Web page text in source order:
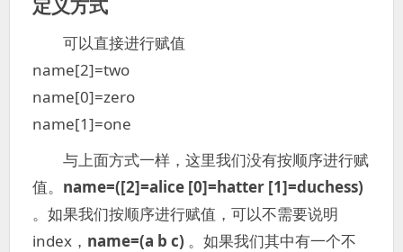
可以直接进行赋值
name[2]=two
name[0]=zero
name[1]=one
与上面方式一样，这里我们没有按顺序进行赋
值。 name=([2]=alice [0]=hatter [1]=duchess)
。如果我们按顺序进行赋值，可以不需要说明
index， name=(a b c) 。如果我们其中有一个不